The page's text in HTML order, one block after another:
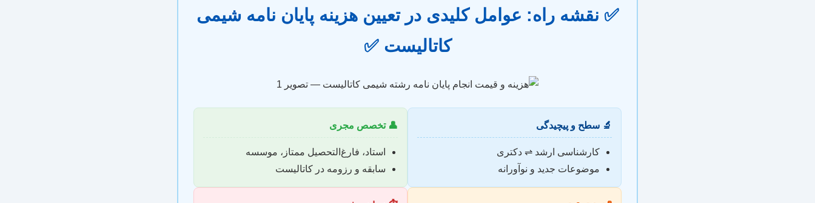
✅ نقشه راه: عوامل کلیدی در تعیین هزینه پایان نامه شیمی
کاتالیست ✅
🔬 سطح و پیچیدگی
کارشناسی ارشد ⇌ دکتری
موضوعات جدید و نوآورانه
👤 تخصص مجری
استاد، فارغ‌التحصیل ممتاز، موسسه
سابقه و رزومه در کاتالیست